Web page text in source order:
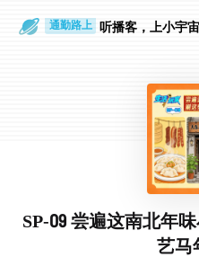
通勤路上 听播客，上小宇宙
SP-09 尝遍这南北年
艺马